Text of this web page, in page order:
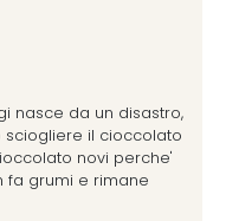
nasce da un disastro,
il cioccolato
novi perche'
fa grumi e rimane